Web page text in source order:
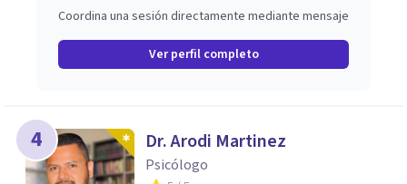
Coordina una sesión directamente mediante mensaje
Ver perfil completo
4 Dr. Arodi Martinez
Psicólogo